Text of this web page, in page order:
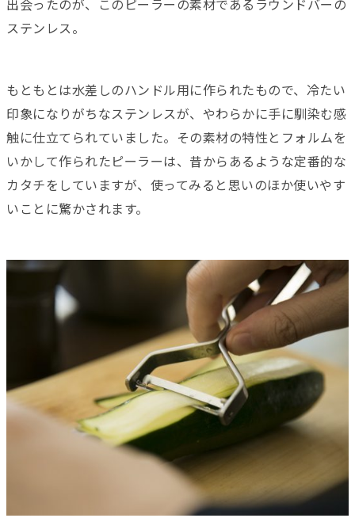
出会ったのが、このピーラーの素材であるラウンドバーの
ステンレス。
もともとは水差しのハンドル用に作られたもので、冷たい
印象になりがちなステンレスが、やわらかに手に馴染む感
触に仕立てられていました。その素材の特性とフォルムを
いかして作られたピーラーは、昔からあるような定番的な
カタチをしていますが、使ってみると思いのほか使いやす
いことに驚かされます。